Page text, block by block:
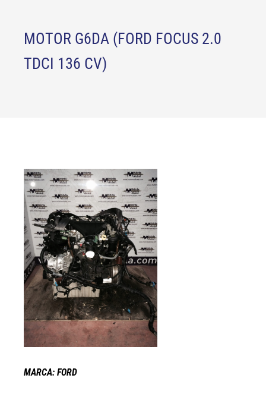
MOTOR G6DA (FORD FOCUS 2.0
TDCI 136 CV)
MARCA: FORD